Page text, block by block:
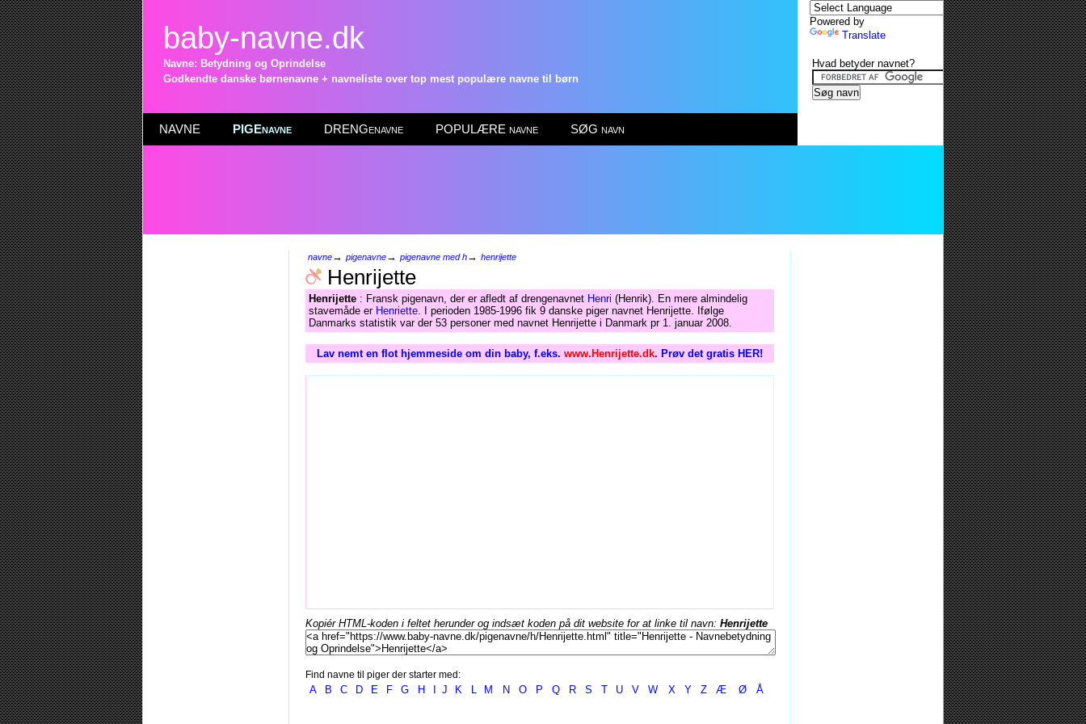
baby-navne.dk
Navne: Betydning og Oprindelse
Godkendte danske børnenavne + navneliste over top mest populære navne til børn
NAVNE PIGEnavne DRENGenavne POPULÆRE navne SØG navn
navne→ pigenavne→ pigenavne med h→ henrijette
Henrijette
Henrijette : Fransk pigenavn, der er afledt af drengenavnet Henri (Henrik). En mere almindelig
stavemåde er Henriette. I perioden 1985-1996 fik 9 danske piger navnet Henrijette. Ifølge
Danmarks statistik var der 53 personer med navnet Henrijette i Danmark pr 1. januar 2008.
Lav nemt en flot hjemmeside om din baby, f.eks. www.Henrijette.dk. Prøv det gratis HER!
Kopiér HTML-koden i feltet herunder og indsæt koden på dit website for at linke til navn: Henrijette
Find navne til piger der starter med:
A B C D E F G H J K L M N O P Q R S T U V W X Y Z Æ Ø Å
Powered by
Translate
Hvad betyder navnet?